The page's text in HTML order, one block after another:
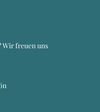
Wir freuen uns